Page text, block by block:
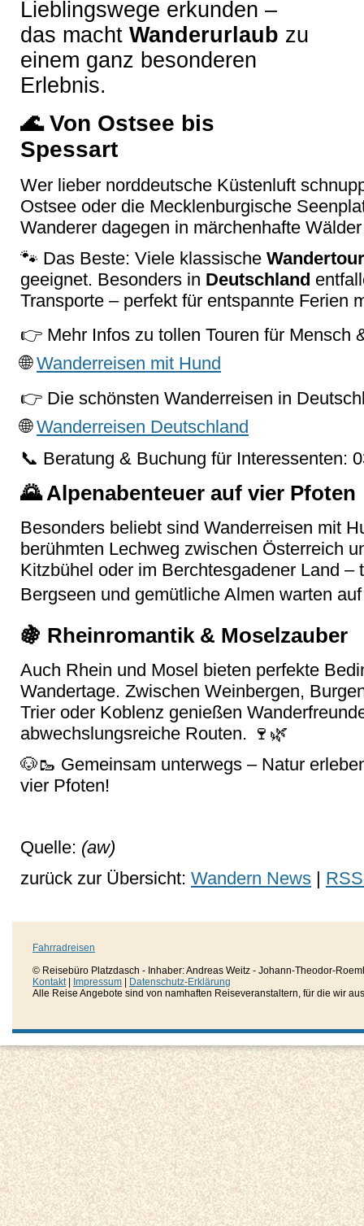
Lieblingswege erkunden –
das macht Wanderurlaub zu
einem ganz besonderen
Erlebnis.
🌊 Von Ostsee bis
Spessart
Wer lieber norddeutsche Küstenluft
Ostsee oder die Mecklenburgische
Wanderer dagegen in märchenhafte
🐾 Das Beste: Viele klassische
geeignet. Besonders in Deutschland
Transporte – perfekt für entspannte Ferien
👉 Mehr Infos zu tollen Touren für Mensch
🌐Wanderreisen mit Hund
👉 Die schönsten Wanderreisen in
🌐Wanderreisen Deutschland
📞 Beratung & Buchung für Interessenten:
🌄 Alpenabenteuer auf vier Pfoten
Besonders beliebt sind Wanderreisen mit
berühmten Lechweg zwischen Österreich
Kitzbühel oder im Berchtesgadener Land –
Bergseen und gemütliche Almen warten
🍇 Rheinromantik & Moselzauber
Auch Rhein und Mosel bieten perfekte
Wandertage. Zwischen Weinbergen,
Trier oder Koblenz genießen
abwechslungsreiche Routen. 🍷🌿
🐶🥾 Gemeinsam unterwegs – Natur
vier Pfoten!
Quelle: (aw)
zurück zur Übersicht: Wandern News |
Fahrradreisen
© Reisebüro Platzdasch - Inhaber: Andreas Weitz - Johann-Theodor-
Kontakt| Impressum
Datenschutz-Erklärung
Alle Reise Angebote sind von namhaften Reiseveranstaltern, für die wir